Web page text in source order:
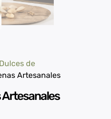
Dulces de
Artesanales